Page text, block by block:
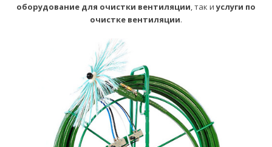
оборудование для очистки вентиляции , так иуслуги по
очистке вентиляции.